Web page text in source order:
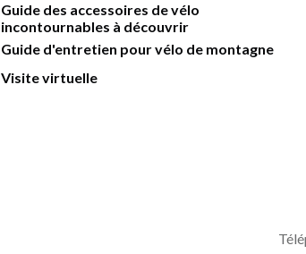
Guide des accessoires de vélo
incontournables à découvrir
Guide d'entretien pour vélo de montagne
Visite virtuelle